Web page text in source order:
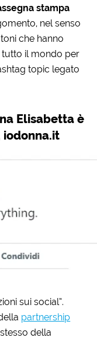
stampa
nel senso
che hanno
tutto il mondo per
topic legato
Elisabetta è
iodonna.it
sui social”.
partnership
della